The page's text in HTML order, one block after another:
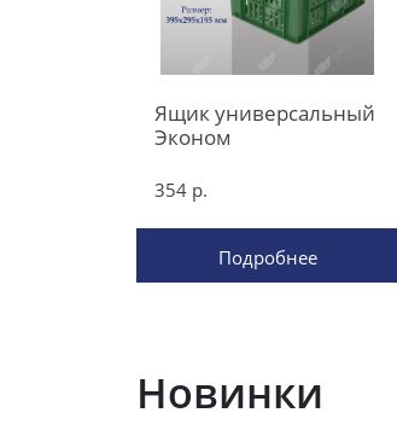
Ящик универсальный
Эконом
354 р.
Подробнее
Новинки